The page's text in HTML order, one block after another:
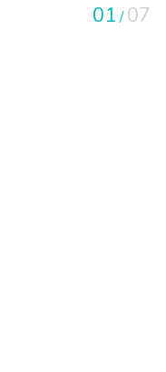
01 / 07